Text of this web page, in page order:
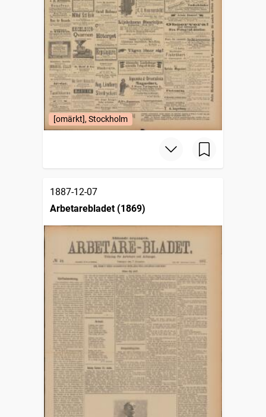
[omärkt], Stockholm
1887-12-07
Arbetarebladet (1869)